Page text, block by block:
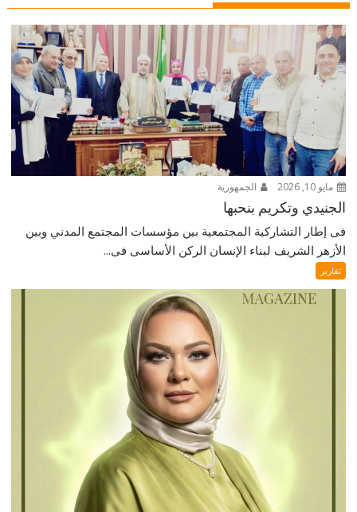
مايو 10, 2026 الجمهورية
الجنيدي وتكريم بنحبها
فى إطار التشاركية المجتمعية بين مؤسسات المجتمع المدني وبين
الأزهر الشريف لبناء الإنسان الركن الأساسى فى...
تقارير